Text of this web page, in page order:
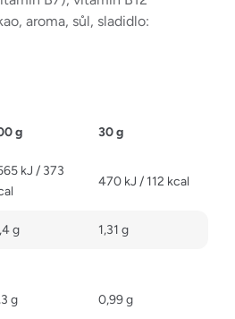
aroma, sůl, sladidlo:
g 30 g
kJ / 373
470 kJ / 112 kcal
g 1,31 g
g 0,99 g